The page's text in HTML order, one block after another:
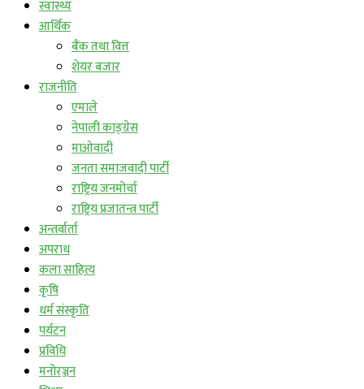
स्वास्थ्य
आर्थिक
बैंक तथा वित्त
शेयर बजार
राजनीति
एमाले
नेपाली काङ्ग्रेस
माओवादी
जनता समाजवादी पार्टी
राष्ट्रिय जनमोर्चा
राष्ट्रिय प्रजातन्त्र पार्टी
अन्तर्वार्ता
अपराध
कला साहित्य
कृषि
धर्म संस्कृति
पर्यटन
प्रविधि
मनोरञ्जन